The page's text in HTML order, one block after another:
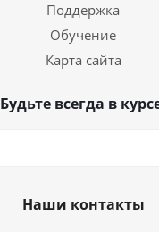
Поддержка
Обучение
Карта сайта
Будьте всегда в
Наши контакты